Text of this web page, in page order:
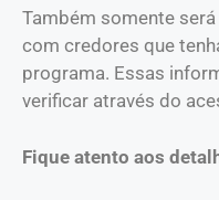
Também somente
com credores que
programa. Essas
verificar através do
Fique atento aos